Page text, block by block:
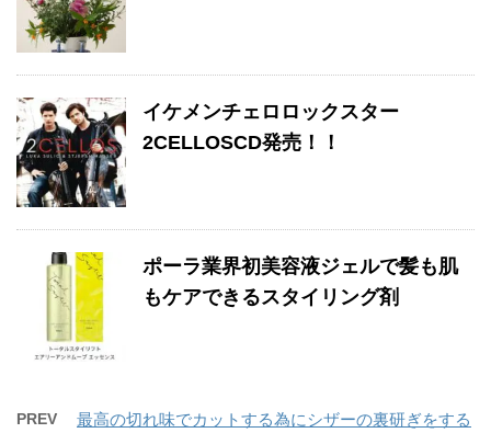
イケメンチェロロックスター
2CELLOSCD発売！！
ポーラ業界初美容液ジェルで髪も肌
もケアできるスタイリング剤
PREV 最高の切れ味でカットする為にシザーの裏研ぎをする